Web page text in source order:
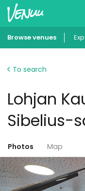
Browse venues
To search
Lohjan
Sibelius-
Photos Map